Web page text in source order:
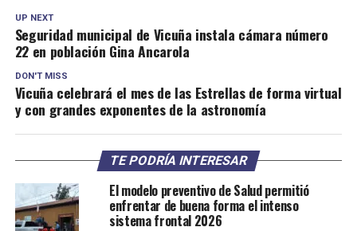
UP NEXT
Seguridad municipal de Vicuña instala cámara número
22 en población Gina Ancarola
DON'T MISS
Vicuña celebrará el mes de las Estrellas de forma virtual
y con grandes exponentes de la astronomía
TE PODRÍA INTERESAR
El modelo preventivo de Salud permitió
enfrentar de buena forma el intenso
sistema frontal 2026